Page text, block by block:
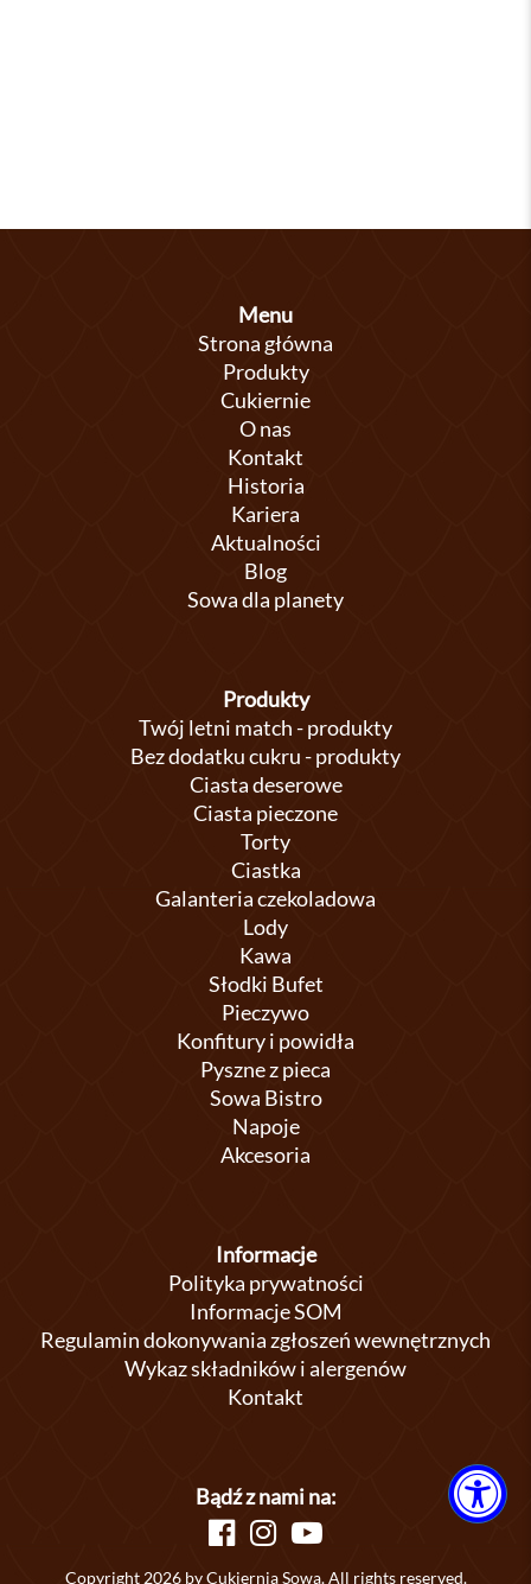
Menu
Strona główna
Produkty
Cukiernie
O nas
Kontakt
Historia
Kariera
Aktualności
Blog
Sowa dla planety
Produkty
Twój letni match - produkty
Bez dodatku cukru - produkty
Ciasta deserowe
Ciasta pieczone
Torty
Ciastka
Galanteria czekoladowa
Lody
Kawa
Słodki Bufet
Pieczywo
Konfitury i powidła
Pyszne z pieca
Sowa Bistro
Napoje
Akcesoria
Informacje
Polityka prywatności
Informacje SOM
Regulamin dokonywania zgłoszeń wewnętrznych
Wykaz składników i alergenów
Kontakt
Bądź z nami na:
Copyright 2026 by Cukiernia Sowa. All rights reserved.